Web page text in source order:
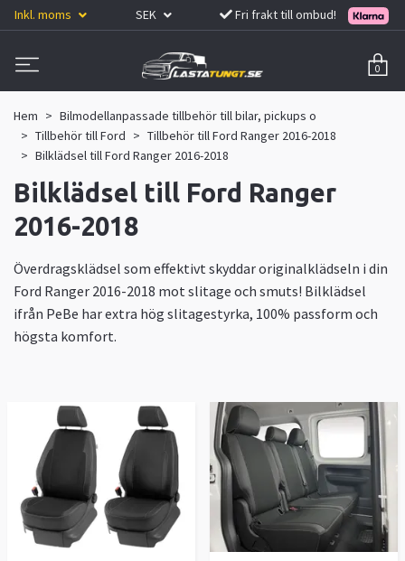
Inkl. moms SEK Fri frakt till ombud!
0
Hem
Bilmodellanpassade tillbehör till bilar, pickups o
Tillbehör till Ford
Tillbehör till Ford Ranger 2016-2018
Bilklädsel till Ford Ranger 2016-2018
Bilklädsel till Ford Ranger
2016-2018
Överdragsklädsel som effektivt skyddar originalklädseln i din
Ford Ranger 2016-2018 mot slitage och smuts! Bilklädsel
ifrån PeBe har extra hög slitagestyrka, 100% passform och
högsta komfort.